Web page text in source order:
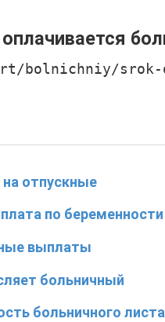
bolnichniy/srok-
отпускные
по
выплаты
больничный
больничного